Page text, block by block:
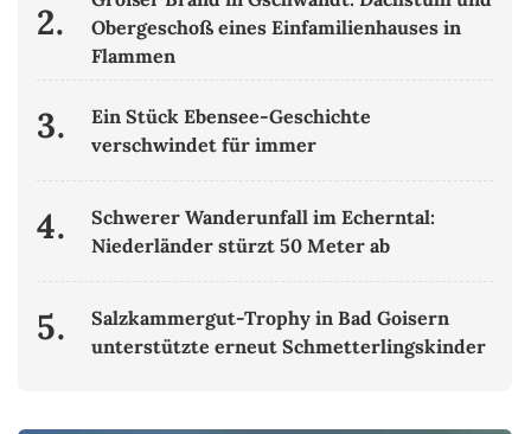
2.
Obergeschoß eines Einfamilienhauses in
Flammen
3.
Ein Stück Ebensee-Geschichte
verschwindet für immer
4.
Schwerer Wanderunfall im Echerntal:
Niederländer stürzt 50 Meter ab
5.
Salzkammergut-Trophy in Bad Goisern
unterstützte erneut Schmetterlingskinder